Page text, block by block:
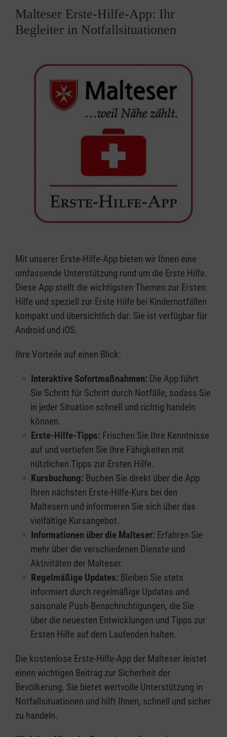
Malteser Erste-Hilfe-App: Ihr
Begleiter in Notfallsituationen
Mit unserer Erste-Hilfe-App bieten wir Ihnen eine
umfassende Unterstützung rund um die Erste Hilfe.
Diese App stellt die wichtigsten Themen zur Ersten
Hilfe und speziell zur Erste Hilfe bei Kindernotfällen
kompakt und übersichtlich dar. Sie ist verfügbar für
Android und iOS.
Ihre Vorteile auf einen Blick:
Interaktive Sofortmaßnahmen: Die App führt
Sie Schritt für Schritt durch Notfälle, sodass Sie
in jeder Situation schnell und richtig handeln
können.
Erste-Hilfe-Tipps: Frischen Sie Ihre Kenntnisse
auf und vertiefen Sie Ihre Fähigkeiten mit
nützlichen Tipps zur Ersten Hilfe.
Kursbuchung: Buchen Sie direkt über die App
Ihren nächsten Erste-Hilfe-Kurs bei den
Maltesern und informieren Sie sich über das
vielfältige Kursangebot.
Informationen über die Malteser: Erfahren Sie
mehr über die verschiedenen Dienste und
Aktivitäten der Malteser.
Regelmäßige Updates: Bleiben Sie stets
informiert durch regelmäßige Updates und
saisonale Push-Benachrichtigungen, die Sie
über die neuesten Entwicklungen und Tipps zur
Ersten Hilfe auf dem Laufenden halten.
Die kostenlose Erste-Hilfe-App der Malteser leistet
einen wichtigen Beitrag zur Sicherheit der
Bevölkerung. Sie bietet wertvolle Unterstützung in
Notfallsituationen und hilft Ihnen, schnell und sicher
zu handeln.